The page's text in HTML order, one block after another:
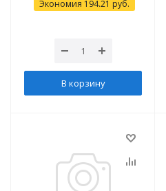
Экономия 194.21 руб.
В корзину